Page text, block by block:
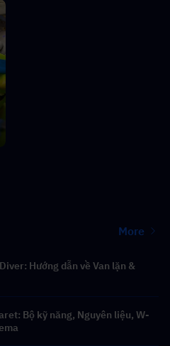
More
Hướng dẫn về Van lặn &
Bộ kỹ năng, Nguyên liệu, W-